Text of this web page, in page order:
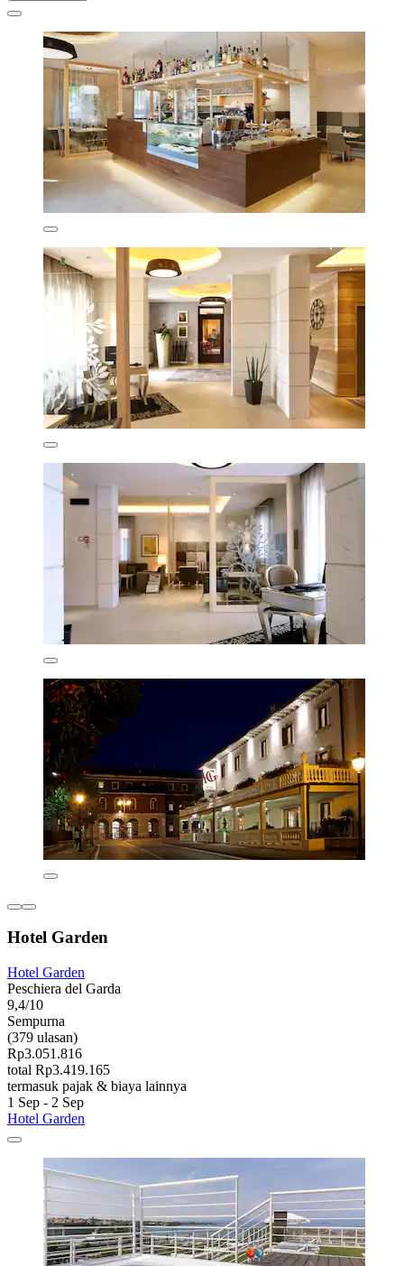
Hotel Garden
Hotel Garden
Peschiera del Garda
9,4/10
Sempurna
(379 ulasan)
Rp3.051.816
total Rp3.419.165
termasuk pajak & biaya lainnya
1 Sep - 2 Sep
Hotel Garden